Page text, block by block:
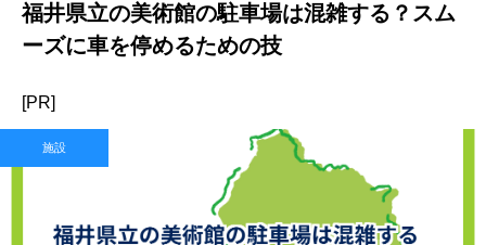
福井県立の美術館の駐車場は混雑する？スム
ーズに車を停めるための技
[PR]
施設